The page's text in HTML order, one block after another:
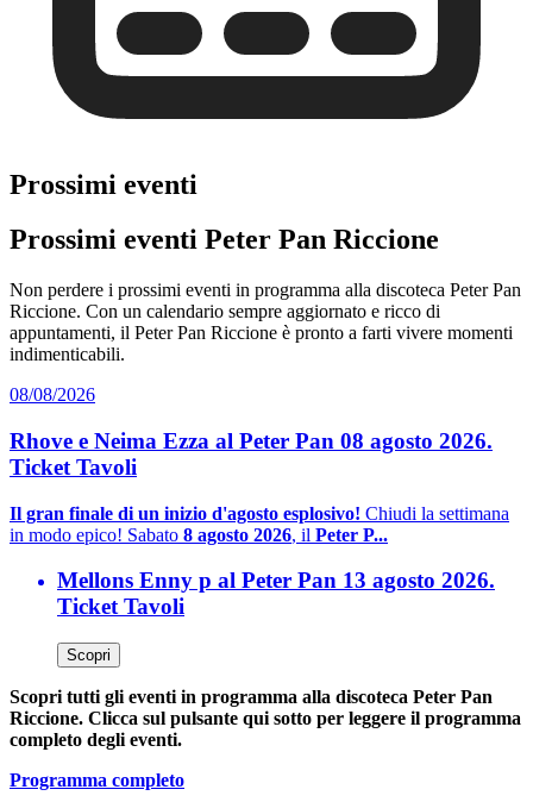
Prossimi eventi
Prossimi eventi Peter Pan Riccione
Non perdere i prossimi eventi in programma alla discoteca Peter Pan
Riccione. Con un calendario sempre aggiornato e ricco di
appuntamenti, il Peter Pan Riccione è pronto a farti vivere momenti
indimenticabili.
08/08/2026
Rhove e Neima Ezza al Peter Pan 08 agosto 2026.
Ticket Tavoli
Il gran finale di un inizio d'agosto esplosivo! Chiudi la settimana
in modo epico! Sabato 8 agosto 2026, il Peter P...
Mellons Enny p al Peter Pan 13 agosto 2026.
Ticket Tavoli
Scopri
Scopri tutti gli eventi in programma alla discoteca Peter Pan
Riccione. Clicca sul pulsante qui sotto per leggere il programma
completo degli eventi.
Programma completo